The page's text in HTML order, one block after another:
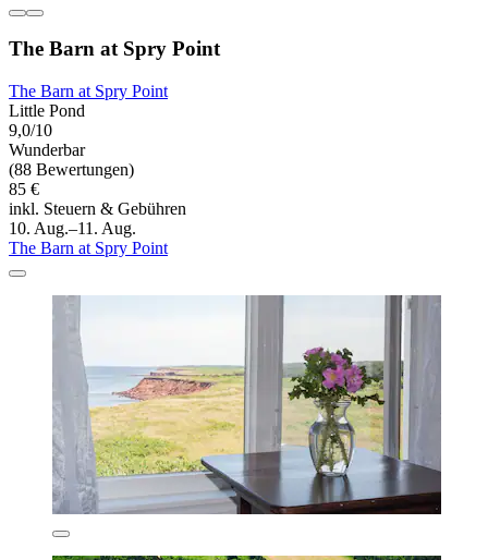
The Barn at Spry Point
The Barn at Spry Point
Little Pond
9,0/10
Wunderbar
(88 Bewertungen)
85 €
inkl. Steuern & Gebühren
10. Aug.–11. Aug.
The Barn at Spry Point